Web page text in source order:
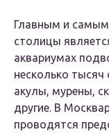
Главным и
столицы
аквариумах
несколько тысяч
акулы, мурены,
другие. В
проводятся